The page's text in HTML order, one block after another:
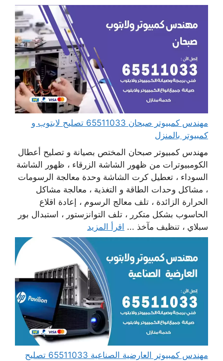
مهندس كمبيوتر صبحان 65511033 تصليح لابتوب و
كمبيوتر بالمنزل
مهندس كمبيوتر صبحان المختص بصيانة و تصليح أعطال
الكومبيوترات من ظهور الشاشة الزرقاء ، ظهور الشاشة
السوداء ، تعطيل كرت الشاشة وحدة معالجة الرسومات
، مشاكل وحدات الطاقة و التغذية ، معالجة مشاكل
الحرارة الزائدة ، تلف معالج الرسوم ، إعادة اقلاع
الحاسوب بشكل متكرر ، تلف التوانزستور ، استبدال بور
سبلاي ، تنظيف مآخذ ... اقرأ المزيد
مهندس كمبيوتر العارضية الصناعية 65511033 تصليح